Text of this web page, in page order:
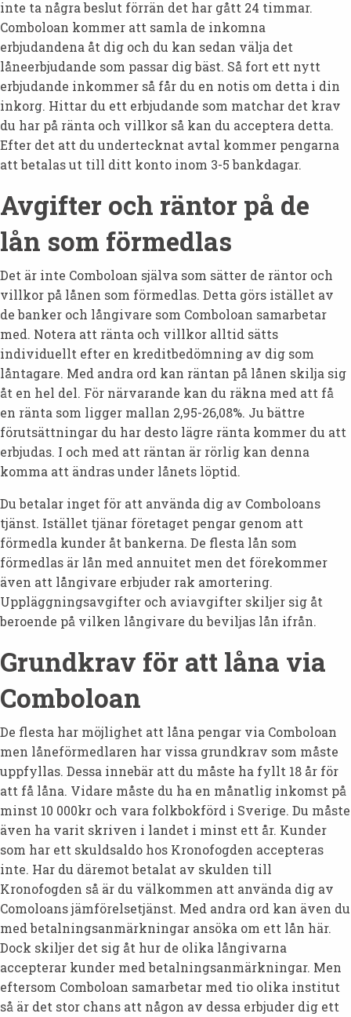
inte ta några beslut förrän det har gått 24 timmar.
Comboloan kommer att samla de inkomna
erbjudandena åt dig och du kan sedan välja det
låneerbjudande som passar dig bäst. Så fort ett nytt
erbjudande inkommer så får du en notis om detta i din
inkorg. Hittar du ett erbjudande som matchar det krav
du har på ränta och villkor så kan du acceptera detta.
Efter det att du undertecknat avtal kommer pengarna
att betalas ut till ditt konto inom 3-5 bankdagar.
Avgifter och räntor på de
lån som förmedlas
Det är inte Comboloan själva som sätter de räntor och
villkor på lånen som förmedlas. Detta görs istället av
de banker och långivare som Comboloan samarbetar
med. Notera att ränta och villkor alltid sätts
individuellt efter en kreditbedömning av dig som
låntagare. Med andra ord kan räntan på lånen skilja sig
åt en hel del. För närvarande kan du räkna med att få
en ränta som ligger mallan 2,95-26,08%. Ju bättre
förutsättningar du har desto lägre ränta kommer du att
erbjudas. I och med att räntan är rörlig kan denna
komma att ändras under lånets löptid.
Du betalar inget för att använda dig av Comboloans
tjänst. Istället tjänar företaget pengar genom att
förmedla kunder åt bankerna. De flesta lån som
förmedlas är lån med annuitet men det förekommer
även att långivare erbjuder rak amortering.
Uppläggningsavgifter och aviavgifter skiljer sig åt
beroende på vilken långivare du beviljas lån ifrån.
Grundkrav för att låna via
Comboloan
De flesta har möjlighet att låna pengar via Comboloan
men låneförmedlaren har vissa grundkrav som måste
uppfyllas. Dessa innebär att du måste ha fyllt 18 år för
att få låna. Vidare måste du ha en månatlig inkomst på
minst 10 000kr och vara folkbokförd i Sverige. Du måste
även ha varit skriven i landet i minst ett år. Kunder
som har ett skuldsaldo hos Kronofogden accepteras
inte. Har du däremot betalat av skulden till
Kronofogden så är du välkommen att använda dig av
Comoloans jämförelsetjänst. Med andra ord kan även du
med betalningsanmärkningar ansöka om ett lån här.
Dock skiljer det sig åt hur de olika långivarna
accepterar kunder med betalningsanmärkningar. Men
eftersom Comboloan samarbetar med tio olika institut
så är det stor chans att någon av dessa erbjuder dig ett